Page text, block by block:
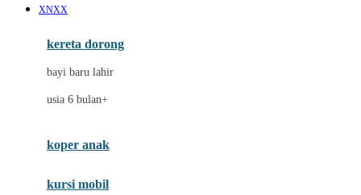
E
ELC
Ergobaby
Ezyroller
F
XNXX
kereta dorong
bayi baru lahir
usia 6 bulan+
koper anak
kursi mobil